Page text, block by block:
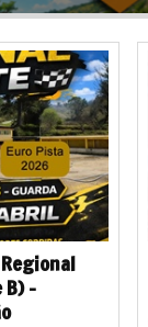
B) -